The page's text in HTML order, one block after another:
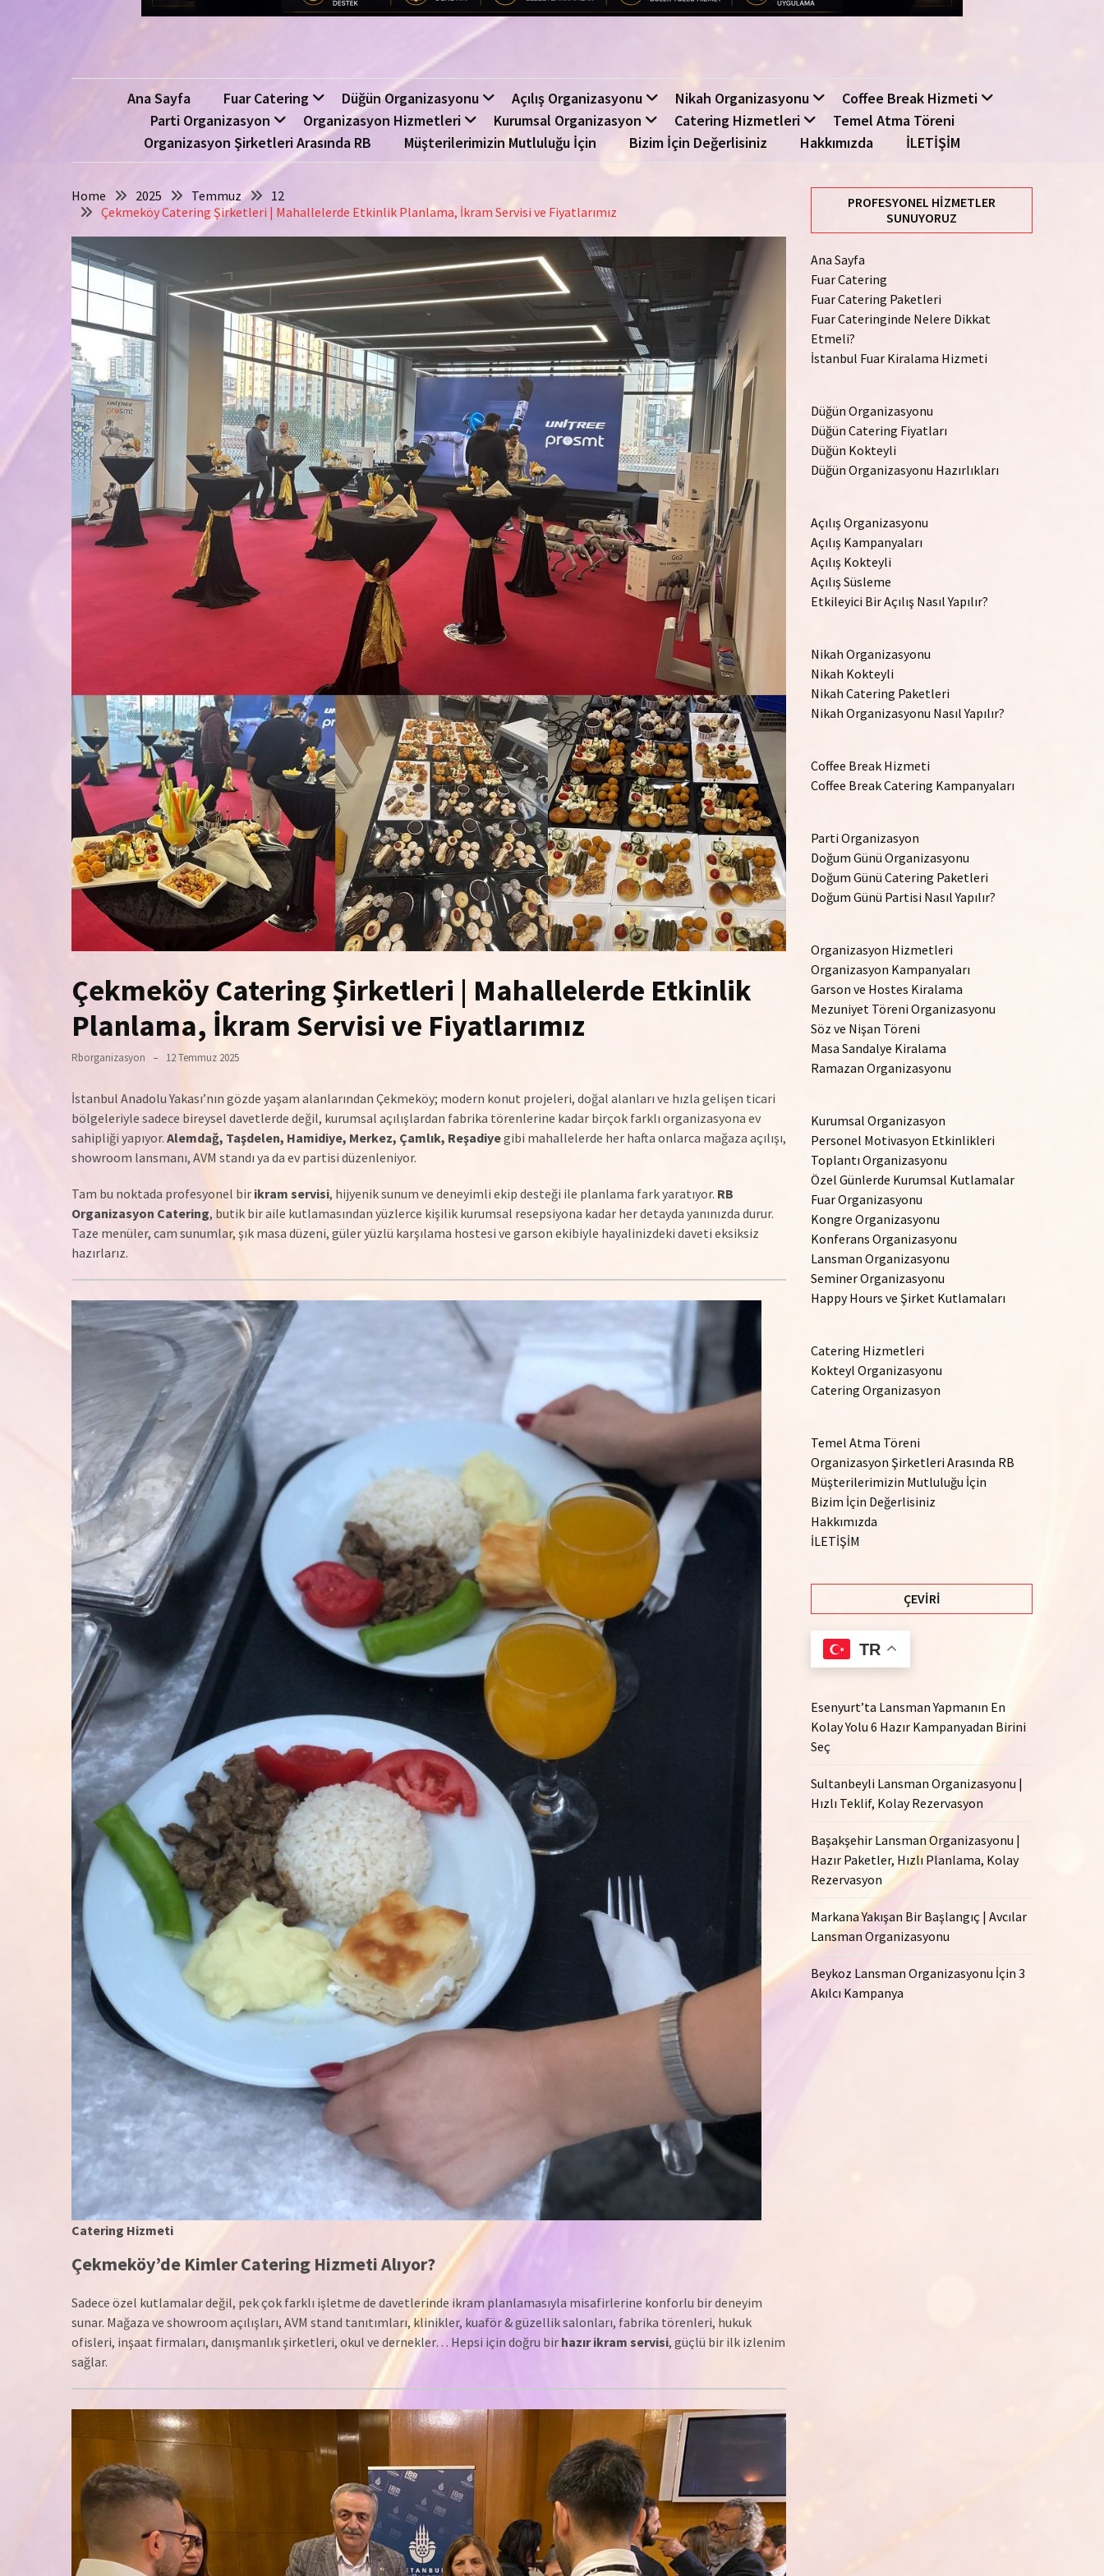
Ana Sayfa Fuar Catering Düğün Organizasyonu Açılış Organizasyonu Nikah Organizasyonu
Coffee Break Hizmeti
Parti Organizasyon
Organizasyon Hizmetleri Kurumsal Organizasyon Catering Hizmetleri
Temel Atma Töreni
Organizasyon Şirketleri Arasında RB
Müşterilerimizin Mutluluğu İçin Bizim İçin Değerlisiniz Hakkımızda İLETİŞİM
Home 2025 Temmuz
12
Çekmeköy Catering Şirketleri | Mahallelerde Etkinlik Planlama, İkram Servisi ve Fiyatlarımız
Çekmeköy Catering Şirketleri | Mahallelerde Etkinlik
Planlama, İkram Servisi ve Fiyatlarımız
Rborganizasyon 12 Temmuz 2025
İstanbul Anadolu Yakası’nın gözde yaşam alanlarından Çekmeköy; modern konut projeleri, doğal alanları ve hızla gelişen ticari
bölgeleriyle sadece bireysel davetlerde değil, kurumsal açılışlardan fabrika törenlerine kadar birçok farklı organizasyona ev
sahipliği yapıyor. Alemdağ, Taşdelen, Hamidiye, Merkez, Çamlık, Reşadiyegibi mahallelerde her hafta onlarca mağaza açılışı,
showroom lansmanı, AVM standı ya da ev partisi düzenleniyor.
Tam bu noktada profesyonel bir ikram servisi, hijyenik sunum ve deneyimli ekip desteği ile planlama fark yaratıyor. RB
Organizasyon Catering, butik bir aile kutlamasından yüzlerce kişilik kurumsal resepsiyona kadar her detayda yanınızda durur.
Taze menüler, cam sunumlar, şık masa düzeni, güler yüzlü karşılama hostesi ve garson ekibiyle hayalinizdeki daveti eksiksiz
hazırlarız.
Catering Hizmeti
Çekmeköy’de Kimler Catering Hizmeti Alıyor?
Sadece özel kutlamalar değil, pek çok farklı işletme de davetlerinde ikram planlamasıyla misafirlerine konforlu bir deneyim
sunar. Mağaza ve showroom açılışları, AVM stand tanıtımları, klinikler, kuaför & güzellik salonları, fabrika törenleri, hukuk
ofisleri, inşaat firmaları, danışmanlık şirketleri, okul ve dernekler… Hepsi için doğru bir hazır ikram servisi, güçlü bir ilk izlenim
sağlar.
PROFESYONEL HIZMETLER
SUNUYORUZ
Ana Sayfa
Fuar Catering
Fuar Catering Paketleri
Fuar Cateringinde Nelere Dikkat
Etmeli?
İstanbul Fuar Kiralama Hizmeti
Düğün Organizasyonu
Düğün Catering Fiyatları
Düğün Kokteyli
Düğün Organizasyonu Hazırlıkları
Açılış Organizasyonu
Açılış Kampanyaları
Açılış Kokteyli
Açılış Süsleme
Etkileyici Bir Açılış Nasıl Yapılır?
Nikah Organizasyonu
Nikah Kokteyli
Nikah Catering Paketleri
Nikah Organizasyonu Nasıl Yapılır?
Coffee Break Hizmeti
Coffee Break Catering Kampanyaları
Parti Organizasyon
Doğum Günü Organizasyonu
Doğum Günü Catering Paketleri
Doğum Günü Partisi Nasıl Yapılır?
Organizasyon Hizmetleri
Organizasyon Kampanyaları
Garson ve Hostes Kiralama
Mezuniyet Töreni Organizasyonu
Söz ve Nişan Töreni
Masa Sandalye Kiralama
Ramazan Organizasyonu
Kurumsal Organizasyon
Personel Motivasyon Etkinlikleri
Toplantı Organizasyonu
Özel Günlerde Kurumsal Kutlamalar
Fuar Organizasyonu
Kongre Organizasyonu
Konferans Organizasyonu
Lansman Organizasyonu
Seminer Organizasyonu
Happy Hours ve Şirket Kutlamaları
Catering Hizmetleri
Kokteyl Organizasyonu
Catering Organizasyon
Temel Atma Töreni
Organizasyon Şirketleri Arasında RB
Müşterilerimizin Mutluluğu İçin
Bizim İçin Değerlisiniz
Hakkımızda
İLETİŞİM
ÇEVIRI
TR
Esenyurt’ta Lansman Yapmanın En
Kolay Yolu 6 Hazır Kampanyadan Birini
Seç
Sultanbeyli Lansman Organizasyonu |
Hızlı Teklif, Kolay Rezervasyon
Başakşehir Lansman Organizasyonu |
Hazır Paketler, Hızlı Planlama, Kolay
Rezervasyon
Markana Yakışan Bir Başlangıç | Avcılar
Lansman Organizasyonu
Beykoz Lansman Organizasyonu İçin 3
Akılcı Kampanya